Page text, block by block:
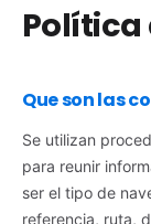
Política
Que son las
Se utilizan
para reunir
ser el tipo de
referencia, ruta,